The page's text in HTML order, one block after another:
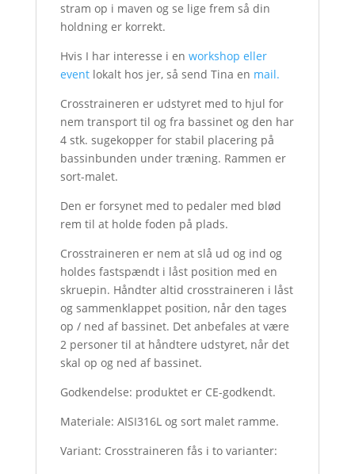
stram op i maven og se lige frem så din
holdning er korrekt.
Hvis I har interesse i en workshop eller
eventlokalt hos jer, så send Tina en mail.
Crosstraineren er udstyret med to hjul for
nem transport til og fra bassinet og den har
4 stk. sugekopper for stabil placering på
bassinbunden under træning. Rammen er
sort-malet.
Den er forsynet med to pedaler med blød
rem til at holde foden på plads.
Crosstraineren er nem at slå ud og ind og
holdes fastspændt i låst position med en
skruepin. Håndter altid crosstraineren i låst
og sammenklappet position, når den tages
op / ned af bassinet. Det anbefales at være
2 personer til at håndtere udstyret, når det
skal op og ned af bassinet.
Godkendelse: produktet er CE-godkendt.
Materiale: AISI316L og sort malet ramme.
Variant: Crosstraineren fås i to varianter: